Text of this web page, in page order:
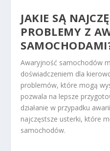
JAKIE SĄ
PROBLEMY Z
Awaryjność samochodów
doświadczeniem dla
problemów, które mogą
pozwala na lepsze
działanie w przypadku
najczęstsze usterki, które
samochodów.